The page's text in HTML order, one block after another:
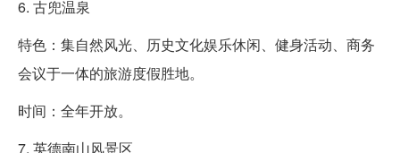
6. 古兜温泉
特色：集自然风光、历史文化娱乐休闲、健身活动、商务
会议于一体的旅游度假胜地。
时间：全年开放。
7. 英德南山风景区